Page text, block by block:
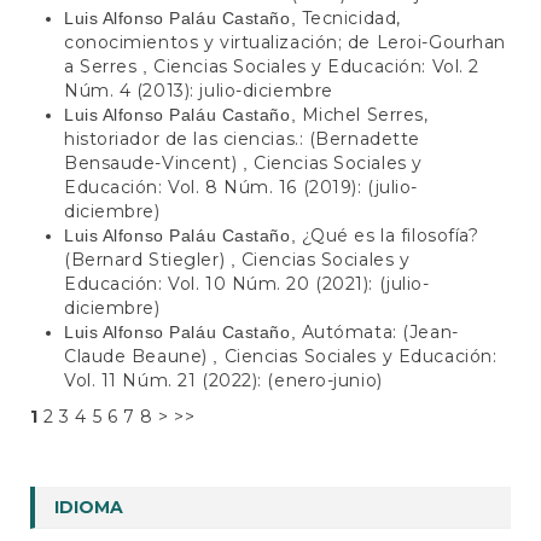
Luis Alfonso Paláu Castaño, Tecnicidad,
conocimientos y virtualización; de Leroi-Gourhan
a Serres
Ciencias Sociales y Educación: Vol. 2
Núm. 4 (2013): julio-diciembre
Luis Alfonso Paláu Castaño,
Michel Serres,
historiador de las ciencias.: (Bernadette
Bensaude-Vincent)
Ciencias Sociales y
Educación: Vol. 8 Núm. 16 (2019): (julio-
diciembre)
Luis Alfonso Paláu Castaño, ¿Qué es la filosofía?
(Bernard Stiegler)
Ciencias Sociales y
Educación: Vol. 10 Núm. 20 (2021): (julio-
diciembre)
Luis Alfonso Paláu Castaño, Autómata: (Jean-
Claude Beaune)
Ciencias Sociales y Educación:
Vol. 11 Núm. 21 (2022): (enero-junio)
1 2 3 4 5 6 7 8 > >>
IDIOMA